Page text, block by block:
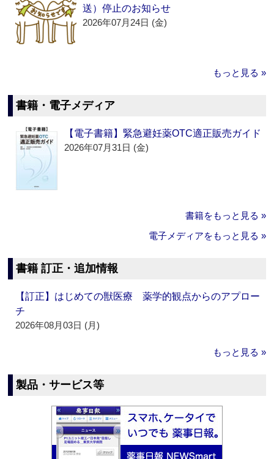
送）停止のお知らせ
2026年07月24日 (金)
もっと見る »
書籍・電子メディア
【電子書籍】緊急避妊薬OTC適正販売ガイド
2026年07月31日 (金)
書籍をもっと見る »
電子メディアをもっと見る »
書籍 訂正・追加情報
【訂正】はじめての獣医療 薬学的観点からのアプロー
チ
2026年08月03日 (月)
もっと見る »
製品・サービス等